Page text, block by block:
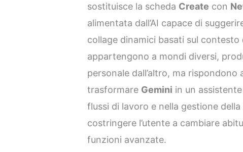
sostituisce la scheda Create con
alimentata dall’AI capace di
collage dinamici basati sul
appartengono a mondi diversi,
personale dall’altro, ma rispondono
trasformare Gemini in un
flussi di lavoro e nella gestione
costringere l’utente a cambiare
funzioni avanzate.